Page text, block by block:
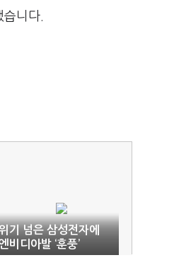
니다.
기 넘은 삼성전자에
비디아발 ‘훈풍’